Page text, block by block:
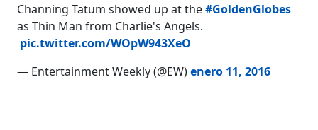
Channing Tatum showed up at the#GoldenGlobes
as Thin Man from Charlie's Angels.
pic.twitter.com/WOpW943XeO
— Entertainment Weekly (@EW)enero 11, 2016